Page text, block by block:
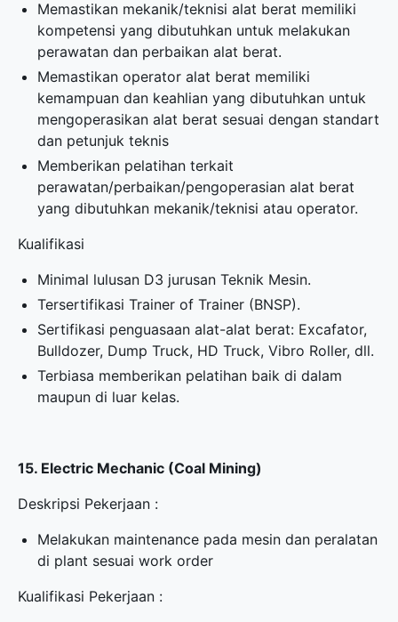
Memastikan mekanik/teknisi alat berat memiliki
kompetensi yang dibutuhkan untuk melakukan
perawatan dan perbaikan alat berat.
Memastikan operator alat berat memiliki
kemampuan dan keahlian yang dibutuhkan untuk
mengoperasikan alat berat sesuai dengan standart
dan petunjuk teknis
Memberikan pelatihan terkait
perawatan/perbaikan/pengoperasian alat berat
yang dibutuhkan mekanik/teknisi atau operator.
Kualifikasi
Minimal lulusan D3 jurusan Teknik Mesin.
Tersertifikasi Trainer of Trainer (BNSP).
Sertifikasi penguasaan alat-alat berat: Excafator,
Bulldozer, Dump Truck, HD Truck, Vibro Roller, dll.
Terbiasa memberikan pelatihan baik di dalam
maupun di luar kelas.
15. Electric Mechanic (Coal Mining)
Deskripsi Pekerjaan :
Melakukan maintenance pada mesin dan peralatan
di plant sesuai work order
Kualifikasi Pekerjaan :